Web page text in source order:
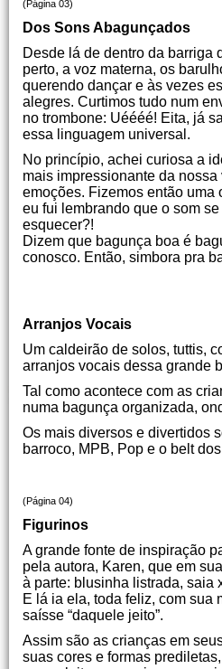
(Página 03)
Dos Sons Abagunçados
Desde lá de dentro da barriga
perto, a voz materna, os
querendo dançar e às vezes
alegres. Curtimos tudo num
no trombone: Uéééé! Eita, já
essa linguagem universal.
No princípio, achei curiosa a
mais impressionante da
emoções. Fizemos então uma
eu fui lembrando que o som
esquecer?!
Dizem que bagunça boa é
conosco. Então, simbora pra
Arranjos Vocais
Um caldeirão de solos, tuttis,
arranjos vocais dessa grande
Tal como acontece com as
numa bagunça organizada,
Os mais diversos e divertidos
barroco, MPB, Pop e o belt
(Página 04)
Figurinos
A grande fonte de inspiração
pela autora, Karen, que em
à parte: blusinha listrada, saia
E lá ia ela, toda feliz, com sua
saísse “daquele jeito”.
Assim são as crianças em
suas cores e formas